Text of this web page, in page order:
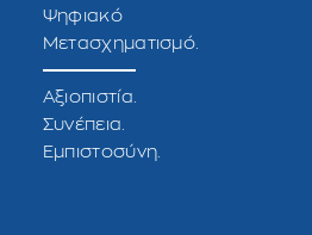
Ψηφιακό
Μετασχηματισμό.
Αξιοπιστία.
Συνέπεια.
Εμπιστοσύνη.